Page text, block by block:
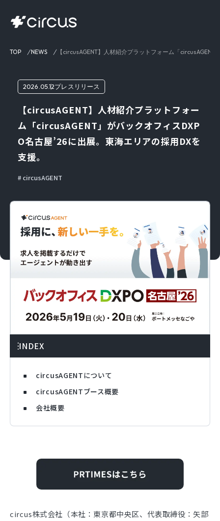
TOP NEWS 【circusAGENT】人材紹介プラットフォーム「
2026.05.12プレスリリース
【circusAGENT】人材紹介プラットフォー
ム「circusAGENT」がバックオフィスDXP
O名古屋’26に出展。東海エリアの採用DXを
支援。
circusAGENT
INDEX
circusAGENTについて
circusAGENTブース概要
会社概要
circus株式会社（本社：東京都中央区、代表取締役：矢部